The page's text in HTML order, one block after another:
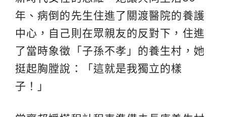
年、病倒的先生住進了關渡醫院的養護
中心，自己則在眾親友的反對下，住進
了當時象徵「子孫不孝」的養生村，她
挺起胸膛說：「這就是我獨立的樣
子！」